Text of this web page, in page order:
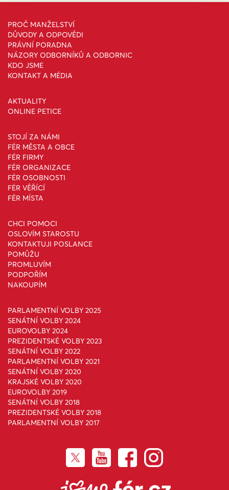
PROČ MANŽELSTVÍ
DŮVODY A ODPOVĚDI
PRÁVNÍ PORADNA
NÁZORY ODBORNÍKŮ A ODBORNIC
KDO JSME
KONTAKT A MÉDIA
AKTUALITY
ONLINE PETICE
STOJÍ ZA NÁMI
FÉR MĚSTA A OBCE
FÉR FIRMY
FÉR ORGANIZACE
FÉR OSOBNOSTI
FÉR VĚŘÍCÍ
FÉR MÍSTA
CHCI POMOCI
OSLOVÍM STAROSTU
KONTAKTUJI POSLANCE
POMŮŽU
PROMLUVÍM
PODPOŘÍM
NAKOUPÍM
PARLAMENTNÍ VOLBY 2025
SENÁTNÍ VOLBY 2024
EUROVOLBY 2024
PREZIDENTSKÉ VOLBY 2023
SENÁTNÍ VOLBY 2022
PARLAMENTNÍ VOLBY 2021
SENÁTNÍ VOLBY 2020
KRAJSKÉ VOLBY 2020
EUROVOLBY 2019
SENÁTNÍ VOLBY 2018
PREZIDENTSKÉ VOLBY 2018
PARLAMENTNÍ VOLBY 2017